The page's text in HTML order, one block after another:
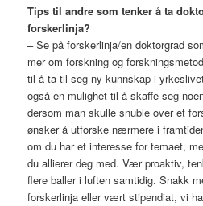
Tips til andre som tenker å ta
forskerlinja?
– Se på forskerlinja/en doktorgrad
mer om forskning og
til å ta til seg ny kunnskap i
også en mulighet til å skaffe seg
dersom man skulle snuble over et
ønsker å utforske nærmere i
om du har et interesse for temaet,
du allierer deg med. Vær proaktiv,
flere baller i luften samtidig. Snakk
forskerlinja eller vært stipendiat, vi